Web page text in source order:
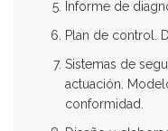
Informe de
Plan de control.
Sistemas de
actuación.
conformidad.